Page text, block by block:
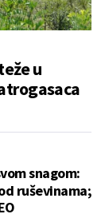
u
snagom:
ruševinama;